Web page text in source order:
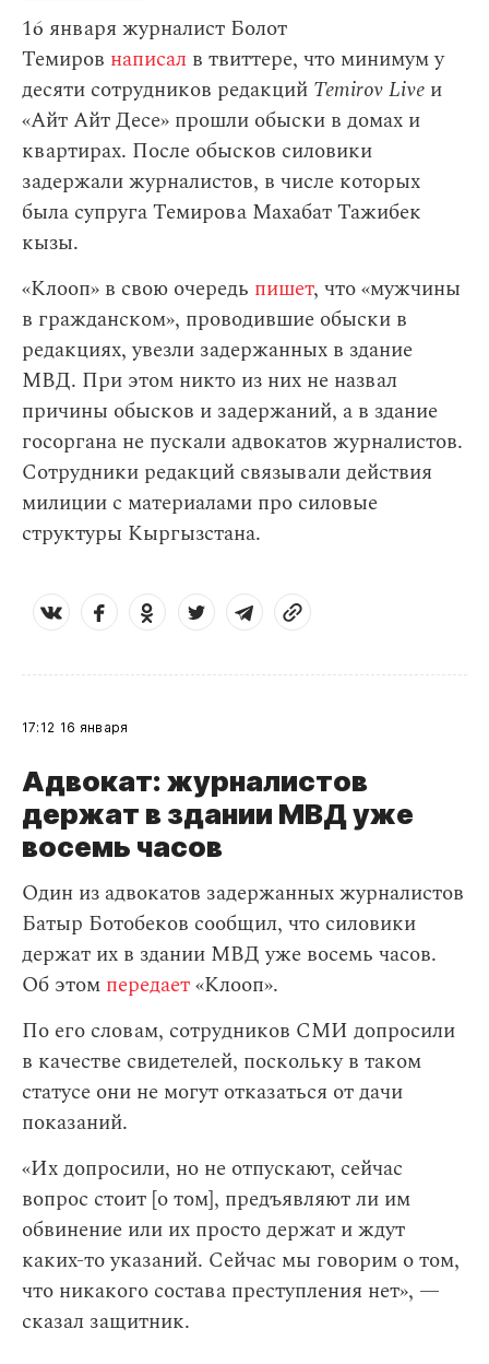
16 января журналист Болот
Темиров написал в твиттере, что минимум у
десяти сотрудников редакций Temirov Live и
«Айт Айт Десе» прошли обыски в домах и
квартирах. После обысков силовики
задержали журналистов, в числе которых
была супруга Темирова Махабат Тажибек
кызы.
«Клооп» в свою очередь пишет, что «мужчины
в гражданском», проводившие обыски в
редакциях, увезли задержанных в здание
МВД. При этом никто из них не назвал
причины обысков и задержаний, а в здание
госоргана не пускали адвокатов журналистов.
Сотрудники редакций связывали действия
милиции с материалами про силовые
структуры Кыргызстана.
17:12 16 января
Адвокат: журналистов
держат в здании МВД уже
восемь часов
Один из адвокатов задержанных журналистов
Батыр Ботобеков сообщил, что силовики
держат их в здании МВД уже восемь часов.
Об этом передает«Клооп».
По его словам, сотрудников СМИ допросили
в качестве свидетелей, поскольку в таком
статусе они не могут отказаться от дачи
показаний.
«Их допросили, но не отпускают, сейчас
вопрос стоит [о том], предъявляют ли им
обвинение или их просто держат и ждут
каких-то указаний. Сейчас мы говорим о том,
что никакого состава преступления нет», —
сказал защитник.